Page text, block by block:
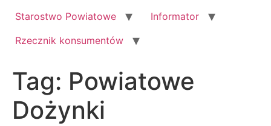
Starostwo Powiatowe
Informator
Rzecznik konsumentów
Tag: Powiatowe
Dożynki